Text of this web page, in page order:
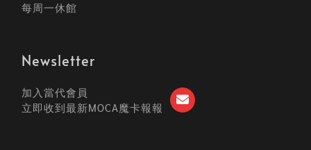
每周一休館
Newsletter
加入當代會員
立即收到最新MOCA魔卡報報